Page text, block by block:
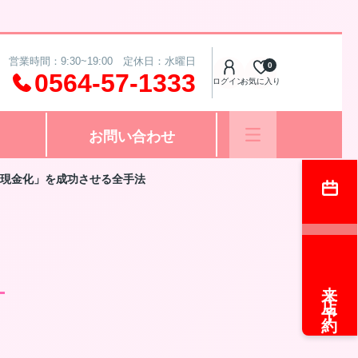
営業時間：9:30~19:00 定休日：水曜日
0564-57-1333 ログインお気に入り
0
お問い合わせ
金化」を成功させる全手法
来店予約